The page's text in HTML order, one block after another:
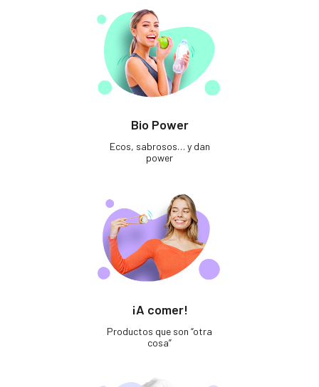
Bio Power
Ecos, sabrosos… y dan
power
¡A comer!
Productos que son “otra
cosa”